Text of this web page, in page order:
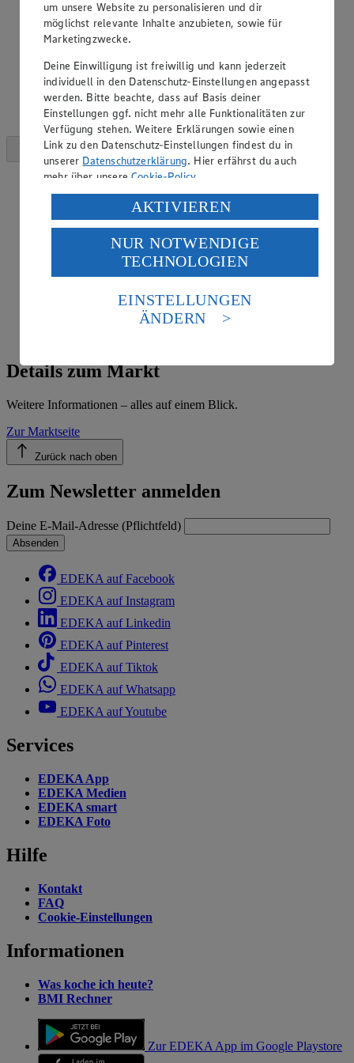
Details zum Markt
Weitere Informationen – alles auf einem Blick.
Zur Marktseite
Zurück nach oben
Zum Newsletter anmelden
Deine E-Mail-Adresse (Pflichtfeld)
Absenden
EDEKA auf Facebook
EDEKA auf Instagram
EDEKA auf Linkedin
EDEKA auf Pinterest
EDEKA auf Tiktok
EDEKA auf Whatsapp
EDEKA auf Youtube
Services
EDEKA App
EDEKA Medien
EDEKA smart
EDEKA Foto
Hilfe
Kontakt
FAQ
Cookie-Einstellungen
Informationen
Was koche ich heute?
BMI Rechner
Zur EDEKA App im Google Playstore
um unsere Website zu personalisieren und dir
möglichst relevante Inhalte anzubieten, sowie für
Marketingzwecke.
Deine Einwilligung ist freiwillig und kann jederzeit
individuell in den Datenschutz-Einstellungen angepasst
werden. Bitte beachte, dass auf Basis deiner
Einstellungen ggf. nicht mehr alle Funktionalitäten zur
Verfügung stehen. Weitere Erklärungen sowie einen
Link zu den Datenschutz-Einstellungen findest du in
unserer Datenschutzerklärung. Hier erfährst du auch
mehr über unsereCookie-Policy.
Verarbeitung deiner personenbezogenen Daten in den
USA durch Facebook und YouTube:
Wenn du auf „Aktivieren“ klickst, willigst du im Sinne
des Art. 49 Abs. 1 Satz 1 lit. a) DSGVO ein, dass deine
Daten in den USA verarbeitet werden. Der EuGH sieht
die USA als Land mit einem nach europäischen
Standards nicht angemessenen Datenschutzniveau an.
Es besteht das Risiko eines Zugriffs durch US-
Informationen zum Herausgeber der Seite findest du
AKTIVIEREN
NUR NOTWENDIGE
TECHNOLOGIEN
EINSTELLUNGEN
ÄNDERN